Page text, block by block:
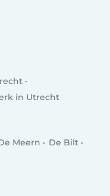
in Utrecht
Meern
De Bilt